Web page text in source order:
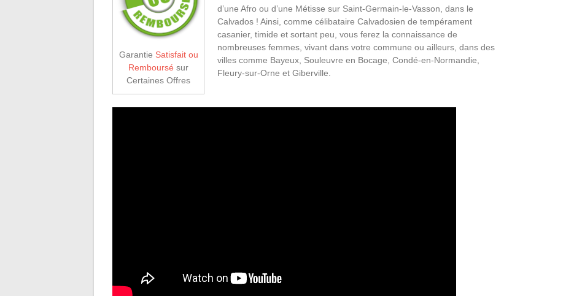
Garantie Satisfait ou
Remboursé sur
Certaines Offres
d’une Afro ou d’une Métisse sur Saint-Germain-le-Vasson, dans le
Calvados ! Ainsi, comme célibataire Calvadosien de tempérament
casanier, timide et sortant peu, vous ferez la connaissance de
nombreuses femmes, vivant dans votre commune ou ailleurs, dans des
villes comme Bayeux, Souleuvre en Bocage, Condé-en-Normandie,
Fleury-sur-Orne et Giberville.